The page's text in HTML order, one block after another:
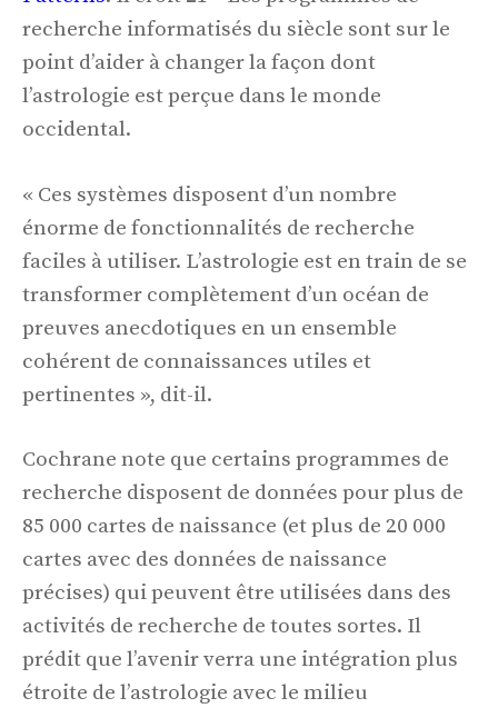
recherche informatisés du siècle sont sur le
point d’aider à changer la façon dont
l’astrologie est perçue dans le monde
occidental.
« Ces systèmes disposent d’un nombre
énorme de fonctionnalités de recherche
faciles à utiliser. L’astrologie est en train de se
transformer complètement d’un océan de
preuves anecdotiques en un ensemble
cohérent de connaissances utiles et
pertinentes », dit-il.
Cochrane note que certains programmes de
recherche disposent de données pour plus de
85 000 cartes de naissance (et plus de 20 000
cartes avec des données de naissance
précises) qui peuvent être utilisées dans des
activités de recherche de toutes sortes. Il
prédit que l’avenir verra une intégration plus
étroite de l’astrologie avec le milieu